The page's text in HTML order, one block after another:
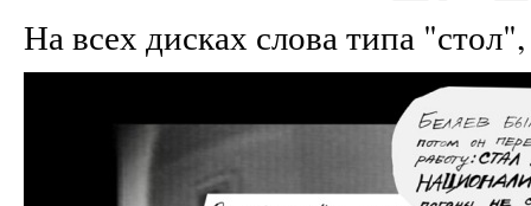
На всех дисках слова типа